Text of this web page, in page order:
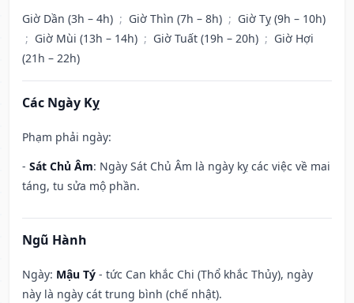
Giờ Dần (3h – 4h) ; Giờ Thìn (7h – 8h) ; Giờ Tỵ (9h – 10h)
; Giờ Mùi (13h – 14h) ; Giờ Tuất (19h – 20h) ; Giờ Hợi
(21h – 22h)
Các Ngày Kỵ
Phạm phải ngày:
- Sát Chủ Âm: Ngày Sát Chủ Âm là ngày kỵ các việc về mai
táng, tu sửa mộ phần.
Ngũ Hành
Ngày: Mậu Tý - tức Can khắc Chi (Thổ khắc Thủy), ngày
này là ngày cát trung bình (chế nhật).